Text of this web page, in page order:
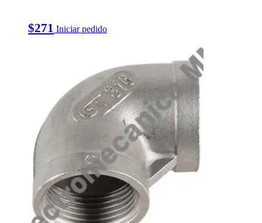
$271 Iniciar pedido